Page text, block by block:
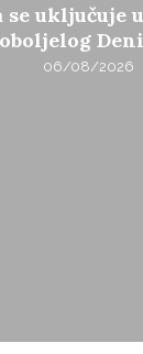
uključuje
oboljelog
06/08/2026